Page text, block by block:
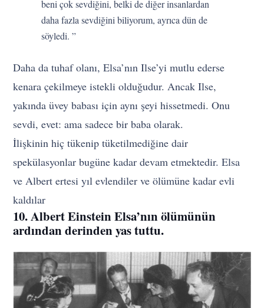
beni çok sevdiğini, belki de diğer insanlardan
daha fazla sevdiğini biliyorum, ayrıca dün de
söyledi. ”
Daha da tuhaf olanı, Elsa’nın Ilse’yi mutlu ederse
kenara çekilmeye istekli olduğudur. Ancak Ilse,
yakında üvey babası için aynı şeyi hissetmedi. Onu
sevdi, evet: ama sadece bir baba olarak.
İlişkinin hiç tükenip tüketilmediğine dair
spekülasyonlar bugüne kadar devam etmektedir. Elsa
ve Albert ertesi yıl evlendiler ve ölümüne kadar evli
kaldılar
10. Albert Einstein Elsa’nın ölümünün
ardından derinden yas tuttu.